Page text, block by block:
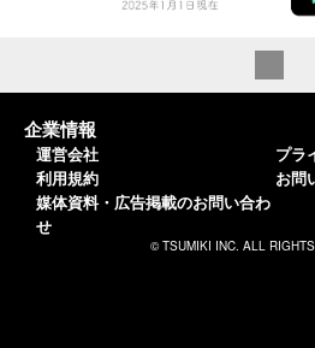
企業情報
運営会社
利用規約
媒体資料・広告掲載のお問い合わ
せ
プラ
お問
© TSUMIKI INC. ALL